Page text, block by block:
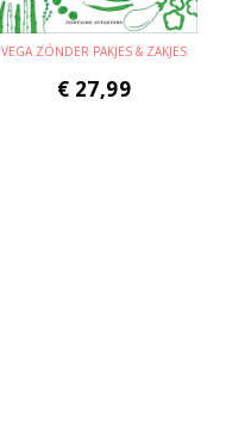
VEGA ZÓNDER PAKJES & ZAKJES
€ 27,99